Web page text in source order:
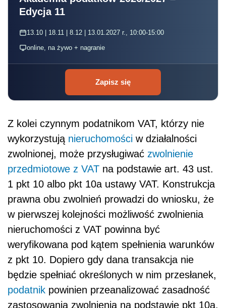
Edycja 11
13.10 | 18.11 | 8.12 | 13.01.2027 r., 10:00-15:00
online, na żywo + nagranie
Zapisz się
Z kolei czynnym podatnikom VAT, którzy nie
wykorzystują nieruchomości w działalności
zwolnionej, może przysługiwać zwolnienie
przedmiotowe z VAT na podstawie art. 43 ust.
1 pkt 10 albo pkt 10a ustawy VAT. Konstrukcja
prawna obu zwolnień prowadzi do wniosku, że
w pierwszej kolejności możliwość zwolnienia
nieruchomości z VAT powinna być
weryfikowana pod kątem spełnienia warunków
z pkt 10. Dopiero gdy dana transakcja nie
będzie spełniać określonych w nim przesłanek,
podatnik powinien przeanalizować zasadność
zastosowania zwolnienia na podstawie pkt 10a.